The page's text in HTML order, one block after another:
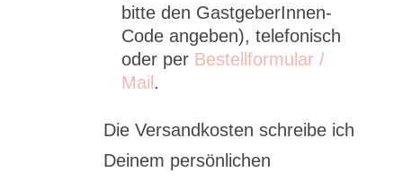
bitte den GastgeberInnen-
Code angeben), telefonisch
oder per Bestellformular /
Mail .
Die Versandkosten schreibe ich
Deinem persönlichen